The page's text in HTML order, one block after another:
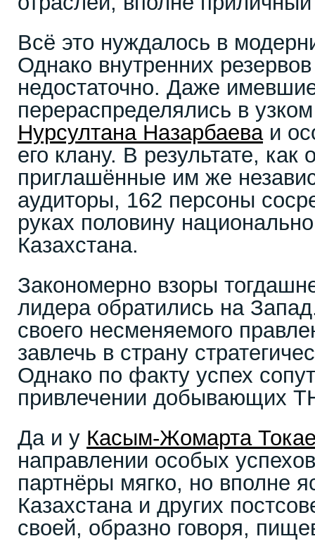
Всё это нуждалось в
Однако внутренних
недостаточно. Даже
перераспределялись в
Нурсултана Назарбаеваи
его клану. В результате, как
приглашённые им же
аудиторы, 162 персоны
руках половину
Казахстана.
Закономерно взоры
лидера обратились на
своего несменяемого
завлечь в страну
Однако по факту успех
привлечении добывающих
Да и у Касым-Жомарта
направлении особых
партнёры мягко, но вполне
Казахстана и других
своей, образно говоря,